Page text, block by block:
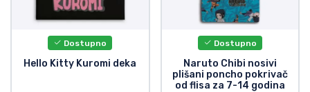
Dostupno
Hello Kitty Kuromi deka
Dostupno
Naruto Chibi nosivi
plišani poncho pokrivač
od flisa za 7-14 godina